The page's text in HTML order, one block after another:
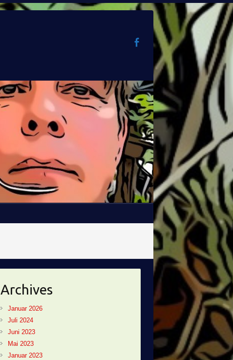
Archives
Januar 2026
Juli 2024
Juni 2023
Mai 2023
Januar 2023